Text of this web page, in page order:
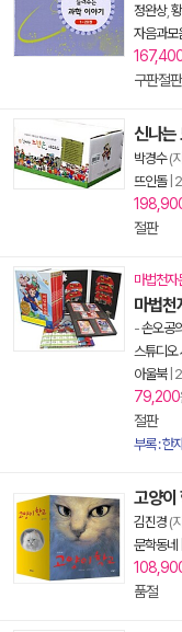
정완상,
자음과모
구판절판
신나는
박경수(
뜨인돌|
절판
마법천자
마법천
-손오공
스튜디오
아울북|
79,200
절판
부록 : 한
고양이
김진경 (
문학동네
품절